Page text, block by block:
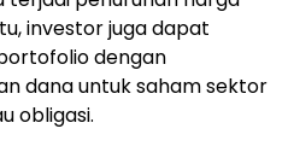
investor juga dapat
dengan
dana untuk saham sektor
obligasi.